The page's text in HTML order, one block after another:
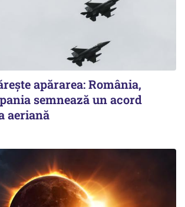
apărarea: România,
semnează un acord
aeriană